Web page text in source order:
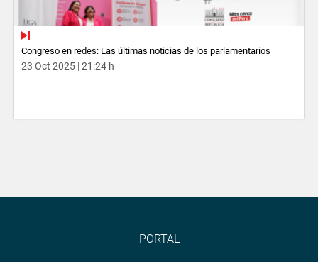
Congreso en redes: Las últimas noticias de los parlamentarios
23 Oct 2025 | 21:24 h
PORTAL